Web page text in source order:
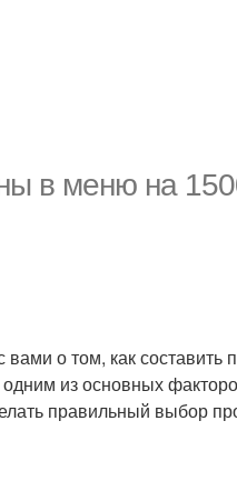
в меню на
вами о том, как составить
одним из основных
правильный выбор